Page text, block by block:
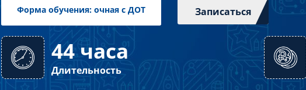
Форма обучения: очная с ДОТ
Записаться
44 часа
Длительность